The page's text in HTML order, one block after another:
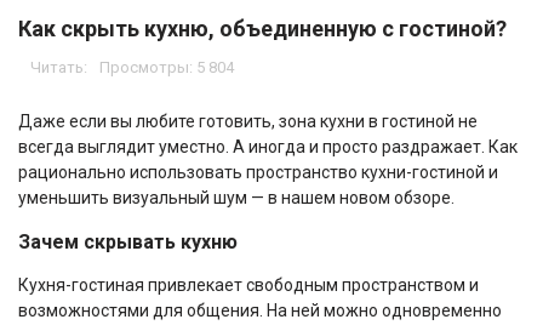
Как скрыть кухню, объединенную с гостиной?
Просмотры: 5 804
Даже если вы любите готовить, зона кухни в гостиной не
всегда выглядит уместно. А иногда и просто раздражает. Как
рационально использовать пространство кухни-гостиной и
уменьшить визуальный шум — в нашем новом обзоре.
Зачем скрывать кухню
Кухня-гостиная привлекает свободным пространством и
возможностями для общения. На ней можно одновременно